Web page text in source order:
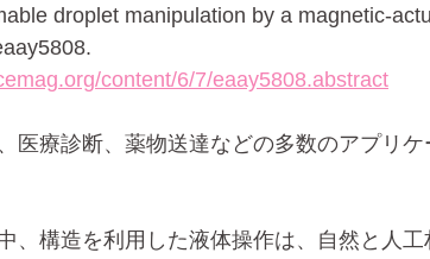
droplet manipulation by a magnetic-
content/6/7/eaay5808.abstract
医療診断、薬物送達などの多数のアプリケ
、構造を利用した液体操作は、自然と人工